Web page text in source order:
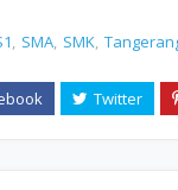
SMA SMK